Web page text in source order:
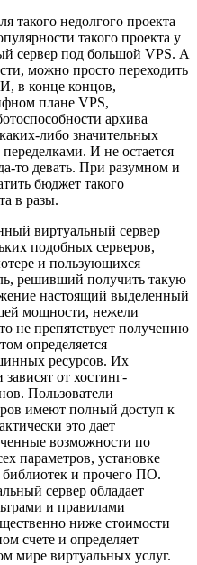
такого недолгого проекта
такого проекта у
сервер под большой VPS. А
можно просто переходить
в конце концов,
плане VPS,
архива
либо значительных
И не остается
то девать. При разумном и
бюджет такого
в разы.
виртуальный сервер
подобных серверов,
и пользующихся
решивший получить такую
настоящий выделенный
мощности, нежели
не препятствует получению
определяется
ресурсов. Их
от хостинг-
Пользователи
имеют полный доступ к
это дает
возможности по
параметров, установке
и прочего ПО.
сервер обладает
и правилами
ниже стоимости
счете и определяет
мире виртуальных услуг.